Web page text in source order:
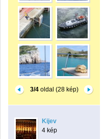
3/4oldal (28 kép)
Kijev
4 kép